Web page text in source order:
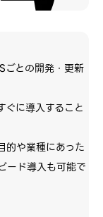
ごとの開発・更新
ぐに導入すること
的や業種にあった
ード導入も可能で